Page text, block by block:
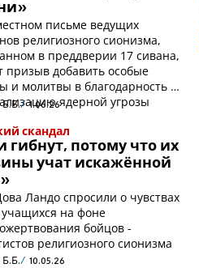
письме ведущих
религиозного сионизма,
в преддверии 17 сивана,
призыв добавить особые
и молитвы в благодарность за
ядерной угрозы
Б.Б. 1.06.26
скандал
гибнут, потому что их
учат искажённой
Ландо спросили о чувствах
на фоне
бойцов -
религиозного сионизма
Б.Б. 10.05.26